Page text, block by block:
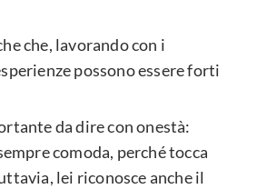
che, lavorando con i
possono essere forti
da dire con onestà:
comoda, perché tocca
lei riconosce anche il